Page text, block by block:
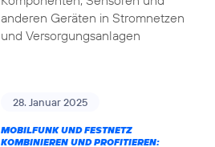
anderen Geräten in Stromnetzen
und Versorgungsanlagen
28. Januar 2025
MOBILFUNK UND FESTNETZ
KOMBINIEREN UND PROFITIEREN: